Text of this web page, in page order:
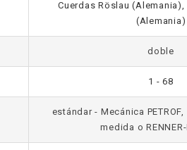
Cuerdas Röslau
(Alemania)
doble
1 - 68
estándar - Mecánica PETROF,
medida o RENNER-